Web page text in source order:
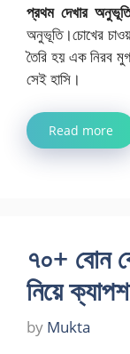
প্রথম দেখার অনুভূতি
অনুভূতি।চোখের
তৈরি হয় এক নিরব
সেই হাসি।
Read more
৭০+ বোন
নিয়ে
by Mukta